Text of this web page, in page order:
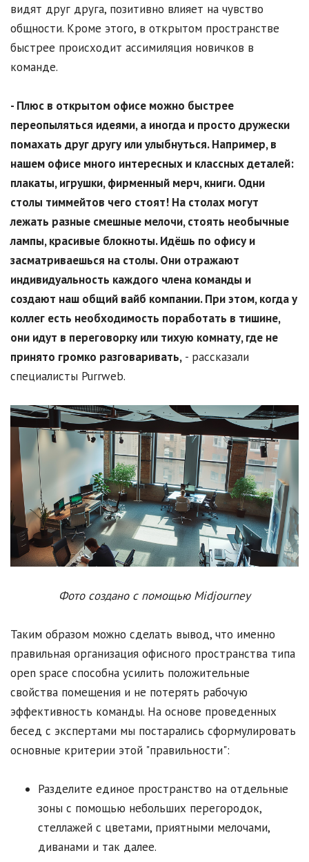
видят друг друга, позитивно влияет на чувство
общности. Кроме этого, в открытом пространстве
быстрее происходит ассимиляция новичков в
команде.
- Плюс в открытом офисе можно быстрее
переопыляться идеями, а иногда и просто дружески
помахать друг другу или улыбнуться. Например, в
нашем офисе много интересных и классных деталей:
плакаты, игрушки, фирменный мерч, книги. Одни
столы тиммейтов чего стоят! На столах могут
лежать разные смешные мелочи, стоять необычные
лампы, красивые блокноты. Идёшь по офису и
засматриваешься на столы. Они отражают
индивидуальность каждого члена команды и
создают наш общий вайб компании. При этом, когда у
коллег есть необходимость поработать в тишине,
они идут в переговорку или тихую комнату, где не
принято громко разговаривать, - рассказали
специалисты Purrweb.
Фото создано с помощью Midjourney
Таким образом можно сделать вывод, что именно
правильная организация офисного пространства типа
open space способна усилить положительные
свойства помещения и не потерять рабочую
эффективность команды. На основе проведенных
бесед с экспертами мы постарались сформулировать
основные критерии этой "правильности":
Разделите единое пространство на отдельные
зоны с помощью небольших перегородок,
стеллажей с цветами, приятными мелочами,
диванами и так далее.